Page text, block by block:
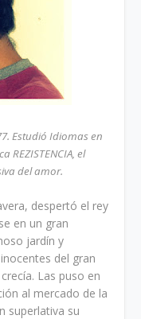
Estudió Idiomas en
REZISTENCIA, el
del amor.
despertó el rey
en un gran
jardín y
del gran
Las puso en
al mercado de la
superlativa su